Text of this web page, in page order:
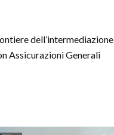
dell’intermediazione
Assicurazioni Generali